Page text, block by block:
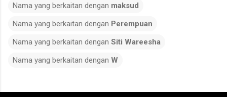
Nama yang berkaitan dengan maksud
Nama yang berkaitan dengan Perempuan
Nama yang berkaitan dengan Siti Wareesha
Nama yang berkaitan dengan W